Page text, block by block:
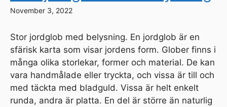
November 3, 2022
Stor jordglob med belysning. En jordglob är en
sfärisk karta som visar jordens form. Glober finns i
många olika storlekar, former och material. De kan
vara handmålade eller tryckta, och vissa är till och
med täckta med bladguld. Vissa är helt enkelt
runda, andra är platta. En del är större än naturlig